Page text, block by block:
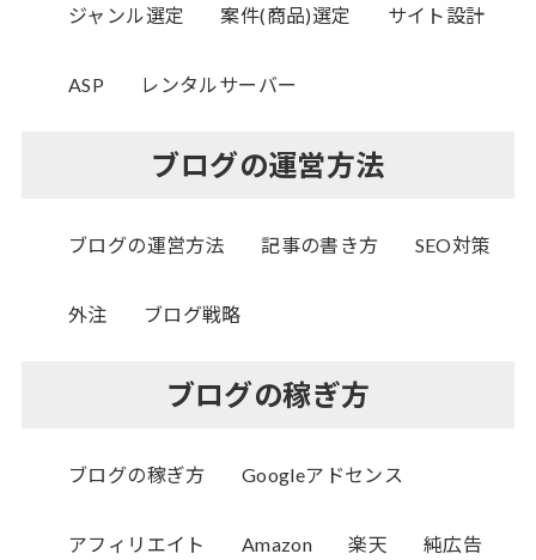
ジャンル選定 案件(商品)選定 サイト設計
ASP レンタルサーバー
ブログの運営方法
ブログの運営方法 記事の書き方 SEO対策
外注 ブログ戦略
ブログの稼ぎ方
ブログの稼ぎ方 Googleアドセンス
アフィリエイト Amazon 楽天 純広告